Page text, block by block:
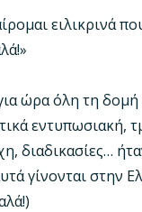
ειλικρινά
ώρα όλη τη δομή
εντυπωσιακή,
διαδικασίες…
γίνονται στην